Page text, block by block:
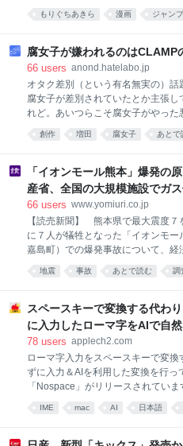
のツインテ美少女・厳木紗代（きゅ
プローチされて―!? 故意か無邪気
てしまう!!!」
もりぐちあきら 漫画 ジャンプ
腐女子が嫌われるのはCLAMP
66 users anond.hatelabo.jp
オタク差別（という有名無実の）話
腐女子が差別されていたとか主張し
れど。あいつらこそ腐女子がやった
い？ CLAMPという集団はジョジョ
太郎と花京院のBLに異様に執着し、
て、恋愛関係として描いている。
のエメロード姫とザガート、光とラ
キャプターさくらの桃矢と雪兎、小
催す気色悪さ。 自分はなかよしを
も見て、レイアースもカードキャプ
に好きだったので、 後々事実を知っ
になった。 あいつらは何も知らない
じゃない？ レイア
創作 増田 腐女子 あとで
「イオンモール熊本」爆発の
産省、全国の大規模施設でガ
66 users www.yomiuri.co.jp
【読売新聞】 熊本県で最大震度７
に７人が犠牲となった「イオンモー
嘉島町）での爆発事故について、経
漏れた液化石油ガス（ＬＰガス）が
高いとの調査結果を明らかにした。
地震 事故 あとで読む 調
スペースキーで変換する代わ
に入力したローマ字をAIで自
Mac用の日本語入力アプリ「
78 users applech2.com
ローマ字入力をスペースキーで変
ずに入力＆AIを利用した変換を行っ
「Nospace」がリリースされてい
本語入力プログラム)でローマ字入
入力し、その後スペースキーで変
語に変換してもらえるMac用の日本
IME mac AI 日本語